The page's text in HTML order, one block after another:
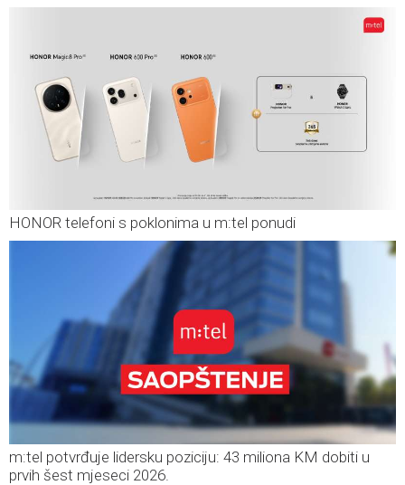
HONOR telefoni s poklonima u m:tel ponudi
m:tel potvrđuje lidersku poziciju: 43 miliona KM dobiti u
prvih šest mjeseci 2026.